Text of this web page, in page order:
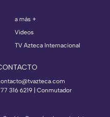
a más +
Videos
TV Azteca Internacional
316 6219 | Conmutador